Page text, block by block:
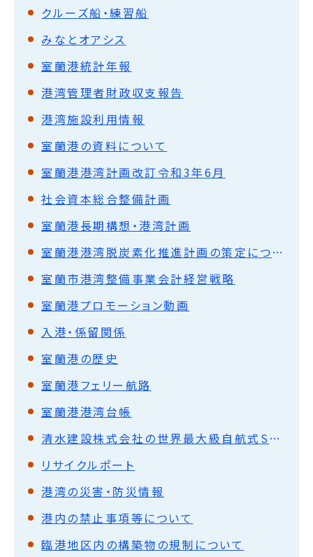
クルーズ船・練習船
みなとオアシス
室蘭港統計年報
港湾管理者財政収支報告
港湾施設利用情報
室蘭港の資料について
室蘭港港湾計画改訂令和3年6月
社会資本総合整備計画
室蘭港長期構想・港湾計画
室蘭港港湾脱炭素化推進計画の策定について
室蘭市港湾整備事業会計経営戦略
室蘭港プロモーション動画
入港・係留関係
室蘭港の歴史
室蘭港フェリー航路
室蘭港港湾台帳
清水建設株式会社の世界最大級自航式SEP船による室蘭港の母港利用に関する協定の締結について
リサイクルポート
港湾の災害・防災情報
港内の禁止事項等について
臨港地区内の構築物の規制について